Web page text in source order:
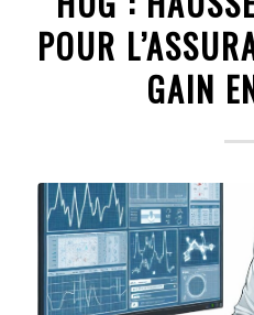
POUR
GAIN